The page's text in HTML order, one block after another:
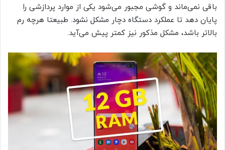
باقی نمی‌ماند و گوشی مجبور می‌شود یکی از موارد پردازشی را
پایان دهد تا عملکرد دستگاه دچار مشکل نشود. طبیعتا هرچه رم
بالاتر باشد، مشکل مذکور نیز کمتر پیش می‌آید.